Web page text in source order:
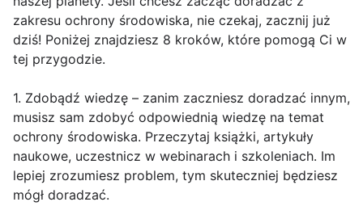
zakresu ochrony środowiska, nie czekaj, zacznij już
dziś! Poniżej znajdziesz 8 kroków, które pomogą Ci w
tej przygodzie.
1. Zdobądź wiedzę – zanim zaczniesz doradzać innym,
musisz sam zdobyć odpowiednią wiedzę na temat
ochrony środowiska. Przeczytaj książki, artykuły
naukowe, uczestnicz w webinarach i szkoleniach. Im
lepiej zrozumiesz problem, tym skuteczniej będziesz
mógł doradzać.